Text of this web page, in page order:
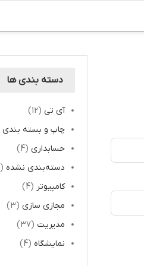
دسته بندی ها
آی تی (12)
چاپ و بسته بندی
حسابداری (4)
دسته‌بندی نشده (1)
کامپیوتر (4)
مجازی سازی (3)
مدیریت (37)
نمایشگاه (4)